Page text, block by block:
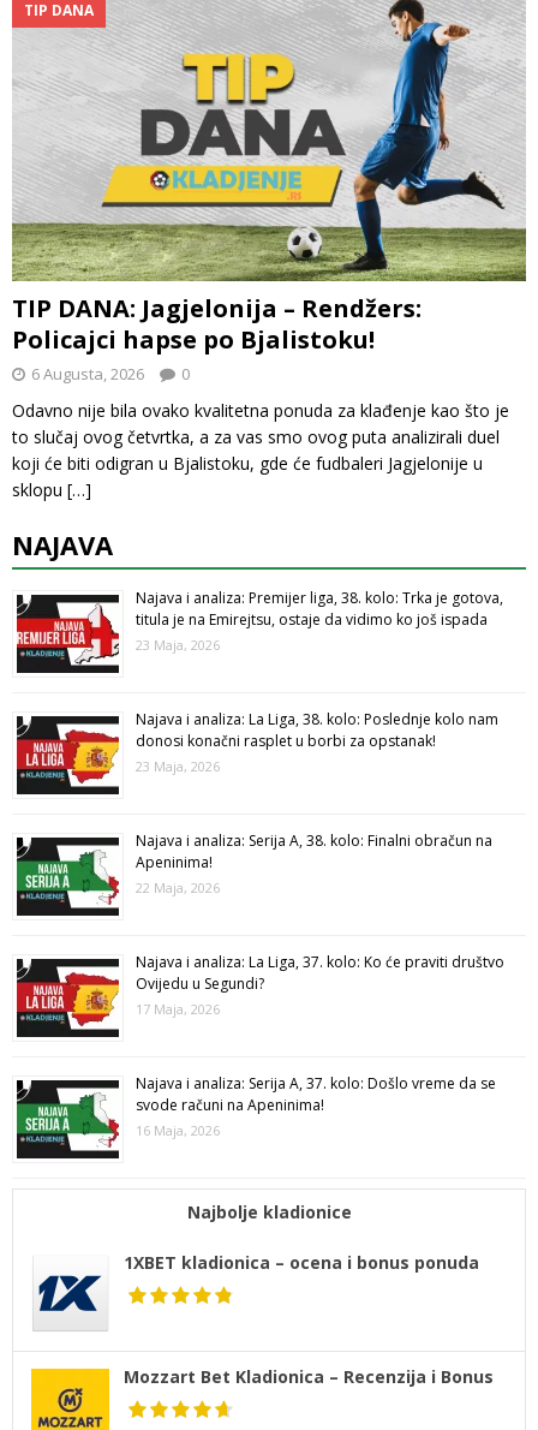
TIP DANA
TIP DANA: Jagjelonija – Rendžers:
Policajci hapse po Bjalistoku!
6 Augusta, 2026 0
Odavno nije bila ovako kvalitetna ponuda za klađenje kao što je
to slučaj ovog četvrtka, a za vas smo ovog puta analizirali duel
koji će biti odigran u Bjalistoku, gde će fudbaleri Jagjelonije u
sklopu […]
NAJAVA
Najava i analiza: Premijer liga, 38. kolo: Trka je gotova,
titula je na Emirejtsu, ostaje da vidimo ko još ispada
23 Maja, 2026
Najava i analiza: La Liga, 38. kolo: Poslednje kolo nam
donosi konačni rasplet u borbi za opstanak!
23 Maja, 2026
Najava i analiza: Serija A, 38. kolo: Finalni obračun na
Apeninima!
22 Maja, 2026
Najava i analiza: La Liga, 37. kolo: Ko će praviti društvo
Ovijedu u Segundi?
17 Maja, 2026
Najava i analiza: Serija A, 37. kolo: Došlo vreme da se
svode računi na Apeninima!
16 Maja, 2026
Najbolje kladionice
1XBET kladionica – ocena i bonus ponuda
Mozzart Bet Kladionica – Recenzija i Bonus